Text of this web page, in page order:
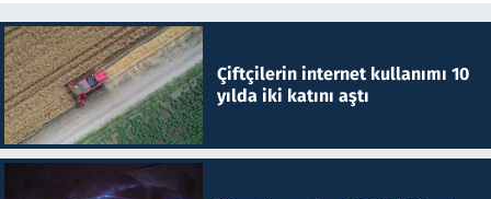
Çiftçilerin internet kullanımı 10
yılda iki katını aştı